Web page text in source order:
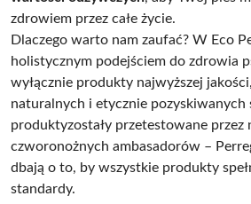
zdrowiem przez całe życie.
Dlaczego warto nam zaufać? W Eco
holistycznym podejściem do zdrowia
wyłącznie produkty najwyższej
naturalnych i etycznie pozyskiwanych
produktyzostały przetestowane przez
czworonożnych ambasadorów –
dbają o to, by wszystkie produkty
standardy.